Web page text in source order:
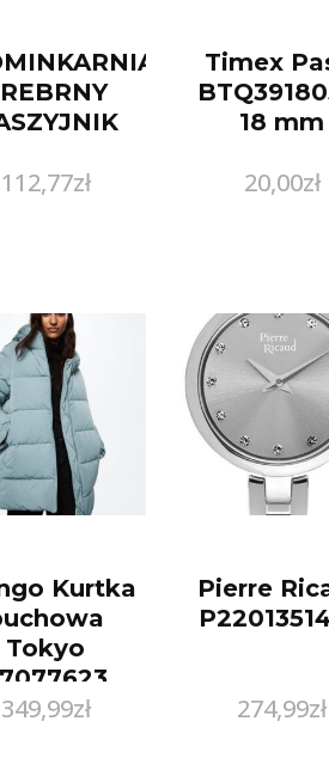
112,77zł
Timex
18 mm
20,00zł
Kurtka
Tokyo
Niebieski
349,99zł
Pierre
274,99zł